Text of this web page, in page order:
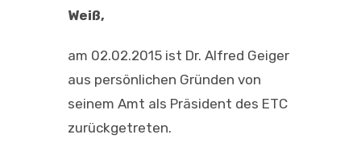
Weiß,
am 02.02.2015 ist Dr. Alfred Geiger
aus persönlichen Gründen von
seinem Amt als Präsident des ETC
zurückgetreten.